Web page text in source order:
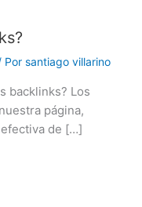
Por santiago villarino
backlinks? Los
página,
de […]